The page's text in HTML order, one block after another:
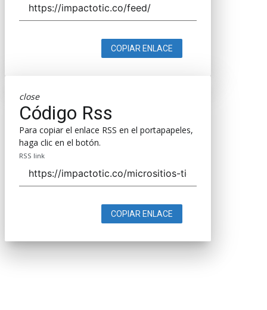
COPIAR ENLACE
close
Código Rss
Para copiar el enlace RSS en el portapapeles,
haga clic en el botón.
RSS link
COPIAR ENLACE